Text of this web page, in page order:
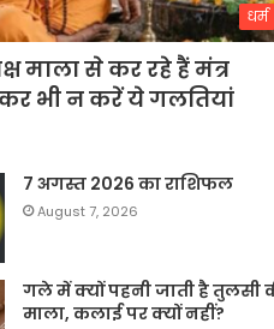
धर्म
माला से कर रहे हैं मंत्र
भी न करें ये गलतियां
7 अगस्त 2026 का राशिफल
August 7, 2026
गले में क्यों पहनी जाती है तुलसी
माला, कलाई पर क्यों नहीं?